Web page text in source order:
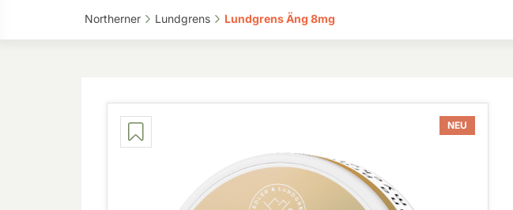
Northerner‎ Lundgrens‎ Lundgrens Äng 8mg‎
NEU